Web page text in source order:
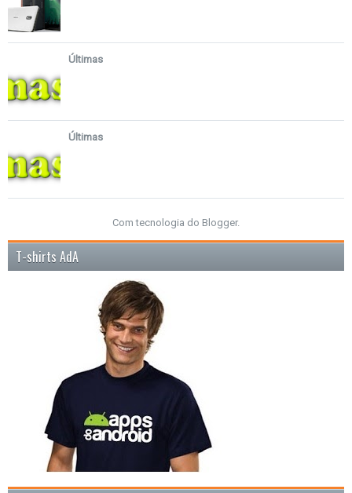
Últimas
Últimas
Com tecnologia do Blogger.
T-shirts AdA